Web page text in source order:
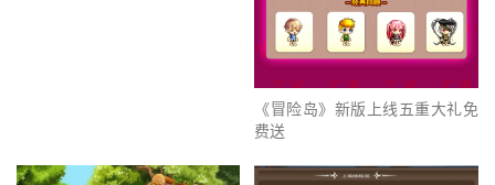
《冒险岛》新版上线五重大礼免
费送